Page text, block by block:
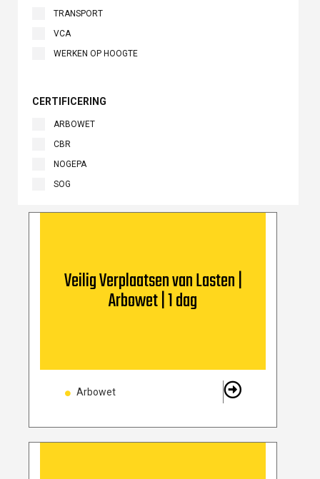
TRANSPORT
VCA
WERKEN OP HOOGTE
CERTIFICERING
ARBOWET
CBR
NOGEPA
SOG
Veilig Verplaatsen van Lasten |
Arbowet | 1 dag
Arbowet